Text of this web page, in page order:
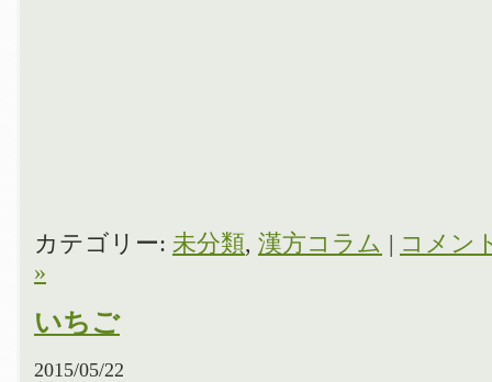
カテゴリー: 未分類, 漢方コラム | コメン
»
いちご
2015/05/22